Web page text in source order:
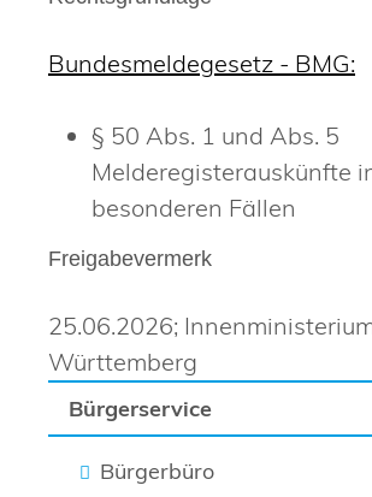
Bürgerservice
Bürgerbüro
Bundesmeldegesetz - BMG:
§ 50 Abs. 1 und Abs. 5
Melderegisterauskünfte
besonderen Fällen
Freigabevermerk
25.06.2026;
Württemberg